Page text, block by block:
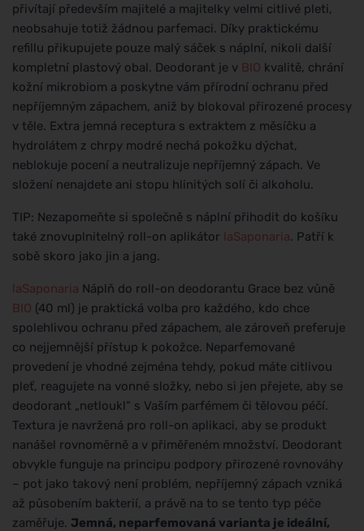
přivítají především majitelé a majitelky velmi citlivé pleti,
neobsahuje totiž žádnou parfemaci. Díky praktickému
refillu přikupujete pouze malý sáček s náplní, nikoli další
kompletní plastový obal. Deodorant je v BIO kvalitě, chrání
kožní mikrobiom a poskytne vám přírodní ochranu před
nepříjemným zápachem, aniž by blokoval přirozené procesy
v těle. Extra jemná receptura s extraktem z měsíčku a
hydrolátem z chrpy modré nechá pokožku dýchat,
neblokuje pocení a neutralizuje nepříjemný zápach. Ve
složení nenajdete ani stopu hlinitých solí či alkoholu.
TIP: Nezapomeňte si společně s náplní přihodit do košíku
také znovuplnitelný roll-on aplikátor laSaponaria. Patří k
sobě skoro jako jin a jang.
laSaponaria Náplň do roll-on deodorantu Grace bez vůně
BIO (40 ml) je praktická volba pro každého, kdo chce
spolehlivou ochranu před zápachem, ale zároveň preferuje
co nejjemnější přístup k pokožce. Neparfemované
provedení je vhodné zejména tehdy, pokud máte citlivou
pleť, reagujete na vonné složky, nebo si jen přejete, aby se
deodorant „netloukl“ s Vaším parfémem či tělovou péčí.
Textura je navržená pro roll-on aplikaci, aby se produkt
nanášel rovnoměrně a v přiměřeném množství. Deodorant
obvykle funguje na principu podpory přirozené rovnováhy
– pot jako takový není problém, nepříjemný zápach vzniká
až působením bakterií, a právě na to se tento typ péče
zaměřuje. Jemná, neparfemovaná varianta je ideální,